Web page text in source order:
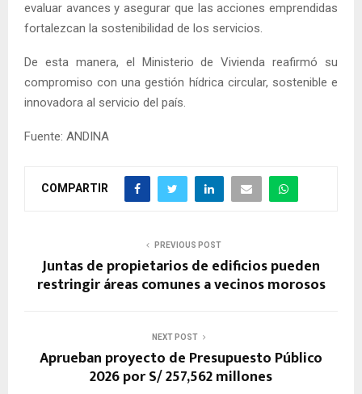
evaluar avances y asegurar que las acciones emprendidas
fortalezcan la sostenibilidad de los servicios.
De esta manera, el Ministerio de Vivienda reafirmó su
compromiso con una gestión hídrica circular, sostenible e
innovadora al servicio del país.
Fuente: ANDINA
COMPARTIR
PREVIOUS POST
Juntas de propietarios de edificios pueden
restringir áreas comunes a vecinos morosos
NEXT POST
Aprueban proyecto de Presupuesto Público
2026 por S/ 257,562 millones